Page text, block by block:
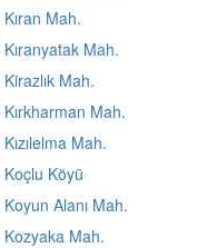
Kıran Mah.
Kıranyatak Mah.
Kirazlık Mah.
Kırkharman Mah.
Kızılelma Mah.
Koçlu Köyü
Koyun Alanı Mah.
Kozyaka Mah.